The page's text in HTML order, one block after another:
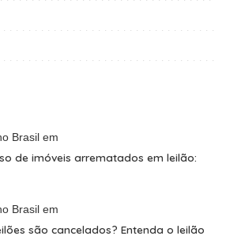
Brasil em
de imóveis arrematados em leilão:
Brasil em
são cancelados? Entenda o leilão